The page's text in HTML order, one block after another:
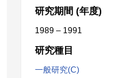
研究期間 (年度)
1989 – 1991
研究種目
一般研究(C)